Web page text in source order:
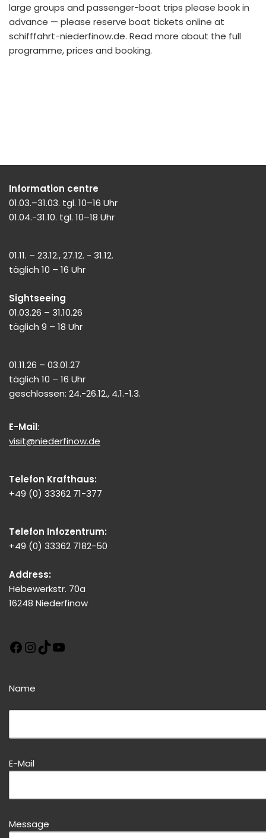
large groups and passenger-boat trips please book in
advance — please reserve boat tickets online at
schifffahrt-niederfinow.de. Read more about the full
programme, prices and booking.
Information centre
01.03.–31.03. tgl. 10–16 Uhr
01.04.-31.10. tgl. 10–18 Uhr
01.11. – 23.12., 27.12. - 31.12.
täglich 10 – 16 Uhr
Sightseeing
01.03.26 – 31.10.26
täglich 9 – 18 Uhr
01.11.26 – 03.01.27
täglich 10 – 16 Uhr
geschlossen: 24.-26.12., 4.1.-1.3.
E-Mail:
visit@niederfinow.de
Telefon Krafthaus:
+49 (0) 33362 71-377
Telefon Infozentrum:
+49 (0) 33362 7182-50
Address:
Hebewerkstr. 70a
16248 Niederfinow
Name
Bitte dieses Feld leer lassen!
Bitte dieses Feld leer lassen!
E-Mail
Message